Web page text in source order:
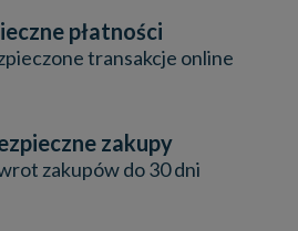
płatności
transakcje online
zakupy
zakupów do 30 dni